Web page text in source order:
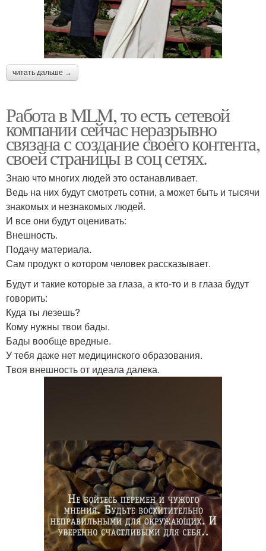
читать дальше →
Работа в MLM, то есть сетевой
компании сейчас неразрывно
связана с создание своего контента,
своей страницы в соц сетях.
Знаю что многих людей это останавливает.
Ведь на них будут смотреть сотни, а может быть и тысячи
знакомых и незнакомых людей.
И все они будут оценивать:
Внешность.
Подачу материала.
Сам продукт о котором человек рассказывает.
Будут и такие которые за глаза, а кто-то и в глаза будут
говорить:
Куда ты лезешь?
Кому нужны твои бады.
Бады вообще вредные.
У тебя даже нет медицинского образования.
Твоя внешность от идеала далека.